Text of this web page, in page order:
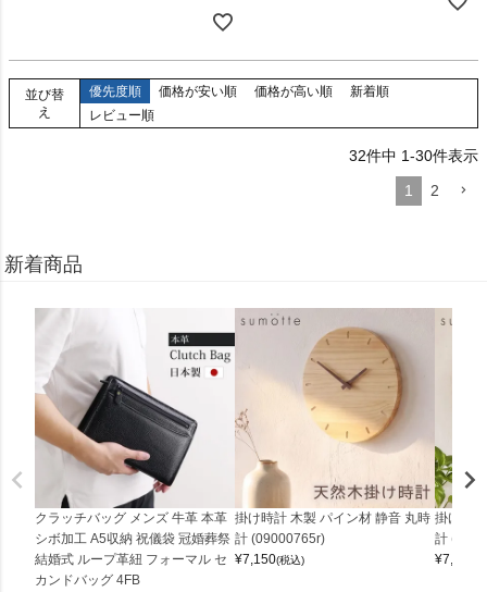
並び替
え
優先度順 価格が安い順 価格が高い順
新着順
レビュー順
32件中 1-30件表示
1
2
新着商品
クラッチバッグ メンズ 牛革 本革
シボ加工 A5収納 祝儀袋 冠婚葬祭
結婚式 ループ革紐 フォーマル セ
カンドバッグ 4FB
掛け時計 木製 パイン材 静音 丸時
計 (09000765r)
¥7,150(税込)
掛け時
計
¥7,150